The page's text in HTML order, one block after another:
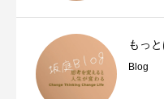
もっ
Blog